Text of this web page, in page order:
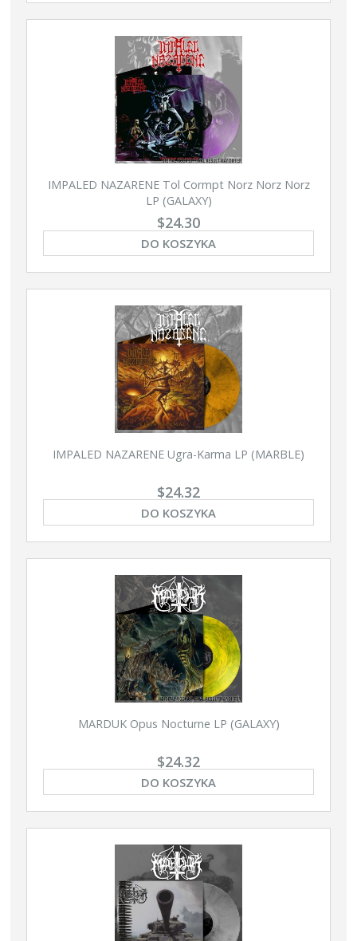
IMPALED NAZARENE Tol Cormpt Norz Norz Norz
LP (GALAXY)
$24.30
DO KOSZYKA
IMPALED NAZARENE Ugra-Karma LP (MARBLE)
$24.32
DO KOSZYKA
MARDUK Opus Nocturne LP (GALAXY)
$24.32
DO KOSZYKA